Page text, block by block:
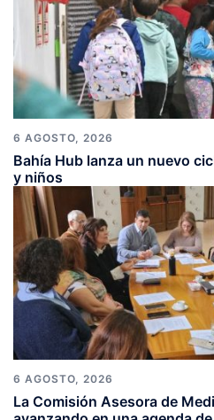
6 AGOSTO, 2026
Bahía Hub lanza un nuevo
y niños
6 AGOSTO, 2026
La Comisión Asesora de